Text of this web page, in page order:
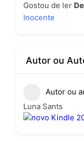
Gostou de ler
Inocente
Autor ou
Autor ou
Luna Sants